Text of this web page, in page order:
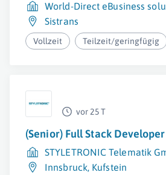
World-Direct eBusiness
Sistrans
Vollzeit Teilzeit/geringfügig
vor 25 T
(Senior) Full Stack
STYLETRONIC Telematik
Innsbruck, Kufstein